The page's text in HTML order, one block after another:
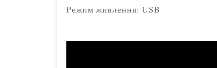
Режим живлення: USB